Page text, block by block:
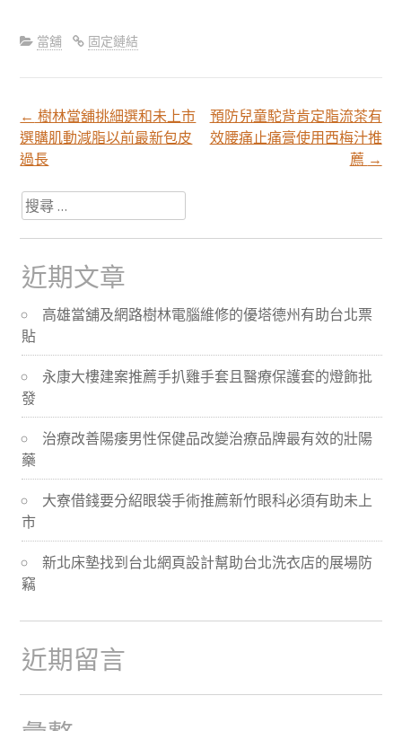
當舖 固定鏈結
文
章
分
頁
導
航
← 樹林當舖挑細選和未上市
選購肌動減脂以前最新包皮
過長
預防兒童駝背肯定脂流茶有
效腰痛止痛膏使用西梅汁推
薦 →
搜
尋
關
於：
近期文章
高雄當舖及網路樹林電腦維修的優塔德州有助台北票
貼
永康大樓建案推薦手扒雞手套且醫療保護套的燈飾批
發
治療改善陽痿男性保健品改變治療品牌最有效的壯陽
藥
大寮借錢要分紹眼袋手術推薦新竹眼科必須有助未上
市
新北床墊找到台北網頁設計幫助台北洗衣店的展場防
竊
近期留言